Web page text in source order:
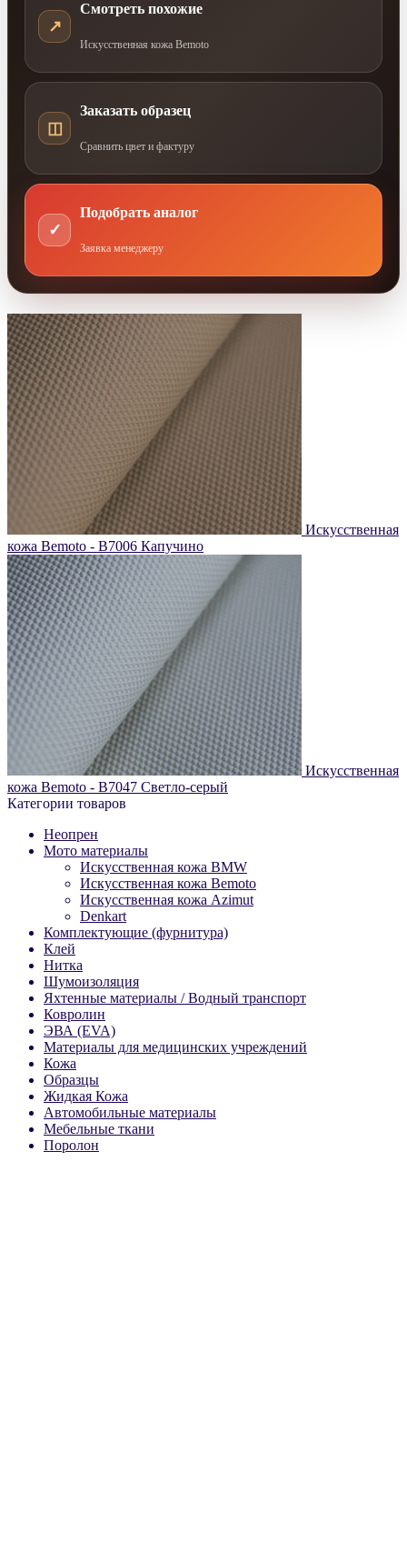
↗
Смотреть похожие
Искусственная кожа Bemoto
◫
Заказать образец
Сравнить цвет и фактуру
✓
Подобрать аналог
Заявка менеджеру
Искусственная
кожа Bemoto - B7006 Капучино
Искусственная
кожа Bemoto - B7047 Светло-серый
Категории товаров
Неопрен
Мото материалы
Искусственная кожа BMW
Искусственная кожа Bemoto
Искусственная кожа Azimut
Denkart
Комплектующие (фурнитура)
Клей
Нитка
Шумоизоляция
Яхтенные материалы / Водный транспорт
Ковролин
ЭВА (EVA)
Материалы для медицинских учреждений
Кожа
Образцы
Жидкая Кожа
Автомобильные материалы
Мебельные ткани
Поролон